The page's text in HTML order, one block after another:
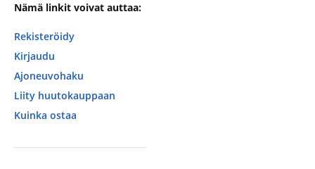
Nämä linkit voivat auttaa:
Rekisteröidy
Kirjaudu
Ajoneuvohaku
Liity huutokauppaan
Kuinka ostaa